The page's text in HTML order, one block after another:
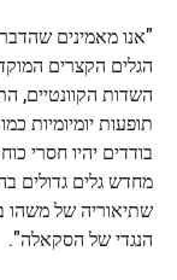
"אנו מאמינים
הגלים הקצרים
השדות הקוונטיים,
תופעות יומיומיות
בודדים יהיו חסרי
מחדש גלים גדולים
שתיאוריה של משהו
הנגדי של הסקאלה".